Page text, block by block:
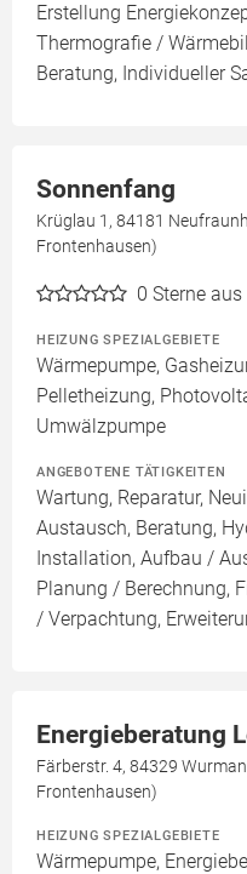
Erstellung
Thermografie /
Beratung, Individueller
Sonnenfang
Krüglau 1, 84181
Frontenhausen)
0 Sterne
HEIZUNG SPEZIALGEBIETE
Wärmepumpe,
Pelletheizung,
Umwälzpumpe
ANGEBOTENE TÄTIGKEITEN
Wartung, Reparatur,
Austausch, Beratung,
Installation, Aufbau /
Planung / Berechnung,
/ Verpachtung,
Energieberatung
Färberstr. 4, 84329
Frontenhausen)
HEIZUNG SPEZIALGEBIETE
Wärmepumpe,